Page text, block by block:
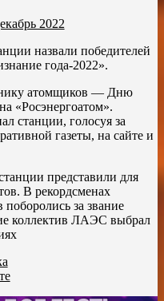
2022
назвали победителей
года-2022».
атомщиков — Дню
«Росэнергоатом».
станции, голосуя за
газеты, на сайте и
представили для
В рекордсменах
за звание
коллектив ЛАЭС выбрал